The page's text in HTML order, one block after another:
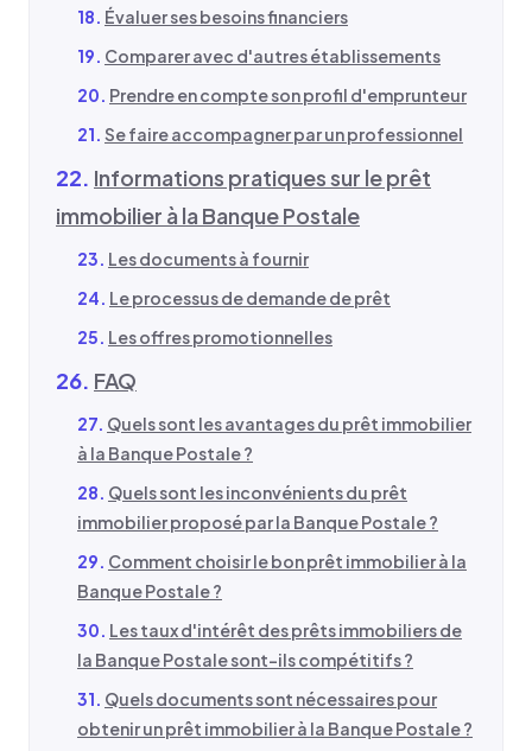
Évaluer ses besoins financiers
Comparer avec d'autres établissements
Prendre en compte son profil d'emprunteur
Se faire accompagner par un professionnel
Informations pratiques sur le prêt
immobilier à la Banque Postale
Les documents à fournir
Le processus de demande de prêt
Les offres promotionnelles
FAQ
Quels sont les avantages du prêt immobilier
à la Banque Postale ?
Quels sont les inconvénients du prêt
immobilier proposé par la Banque Postale ?
Comment choisir le bon prêt immobilier à la
Banque Postale ?
Les taux d'intérêt des prêts immobiliers de
la Banque Postale sont-ils compétitifs ?
Quels documents sont nécessaires pour
obtenir un prêt immobilier à la Banque Postale ?